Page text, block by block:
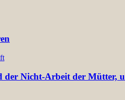
Nicht-Arbeit der Mütter,